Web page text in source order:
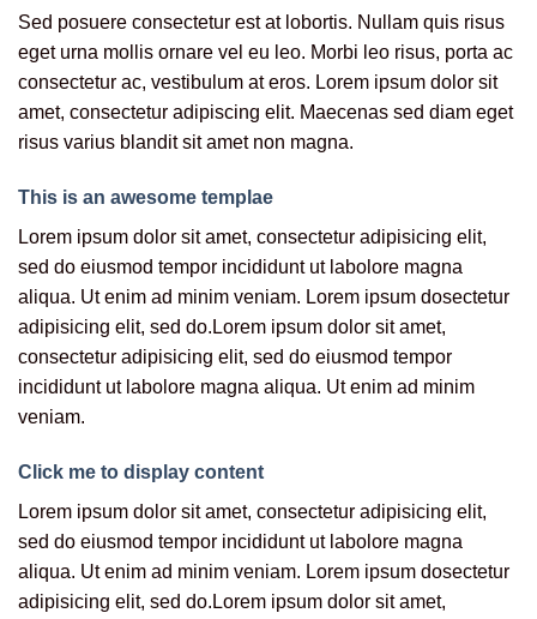
Sed posuere consectetur est at lobortis. Nullam quis risus
eget urna mollis ornare vel eu leo. Morbi leo risus, porta ac
consectetur ac, vestibulum at eros. Lorem ipsum dolor sit
amet, consectetur adipiscing elit. Maecenas sed diam eget
risus varius blandit sit amet non magna.
This is an awesome templae
Lorem ipsum dolor sit amet, consectetur adipisicing elit,
sed do eiusmod tempor incididunt ut labolore magna
aliqua. Ut enim ad minim veniam. Lorem ipsum dosectetur
adipisicing elit, sed do.Lorem ipsum dolor sit amet,
consectetur adipisicing elit, sed do eiusmod tempor
incididunt ut labolore magna aliqua. Ut enim ad minim
veniam.
Click me to display content
Lorem ipsum dolor sit amet, consectetur adipisicing elit,
sed do eiusmod tempor incididunt ut labolore magna
aliqua. Ut enim ad minim veniam. Lorem ipsum dosectetur
adipisicing elit, sed do.Lorem ipsum dolor sit amet,